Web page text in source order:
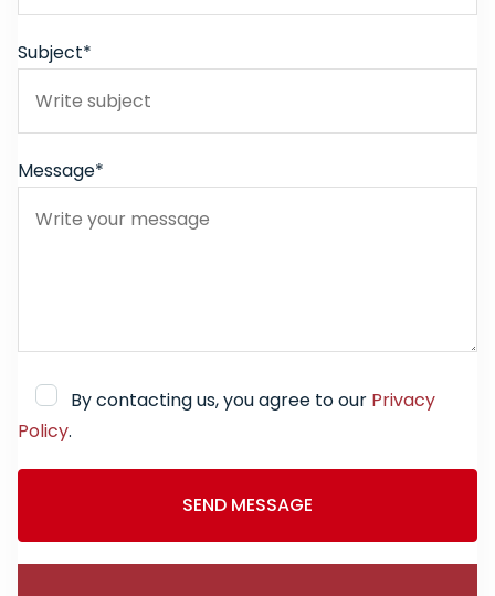
Subject*
Message*
By contacting us, you agree to our Privacy
Policy.